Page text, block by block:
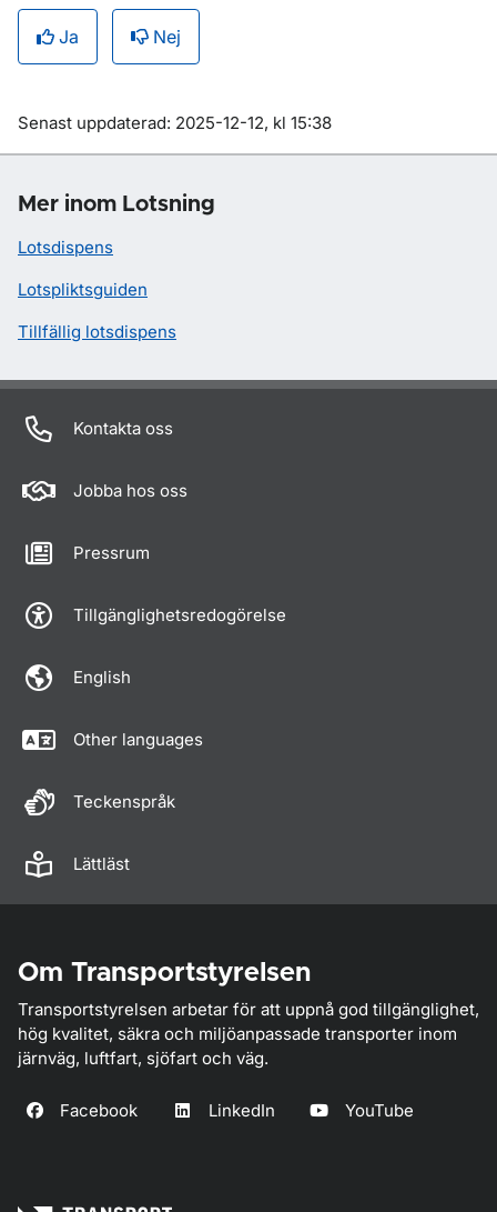
Ja Nej
Om sidan
Senast uppdaterad: 2025-12-12, kl 15:38
Mer inom Lotsning
Lotsdispens
Lotspliktsguiden
Tillfällig lotsdispens
Kontakta oss
Jobba hos oss
Pressrum
Tillgänglighetsredogörelse
English
Other languages
Teckenspråk
Lättläst
Om Transportstyrelsen
Transportstyrelsen arbetar för att uppnå god tillgänglighet,
hög kvalitet, säkra och miljöanpassade transporter inom
järnväg, luftfart, sjöfart och väg.
Facebook LinkedIn YouTube